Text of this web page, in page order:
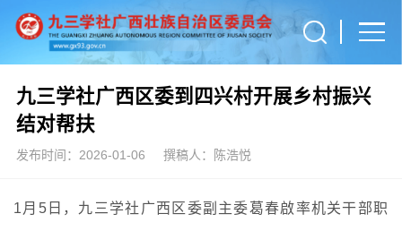
九三学社广西区委到四兴村开展乡村振兴
结对帮扶
发布时间：2026-01-06 撰稿人：陈浩悦
1月5日，九三学社广西区委副主委葛春啟率机关干部职